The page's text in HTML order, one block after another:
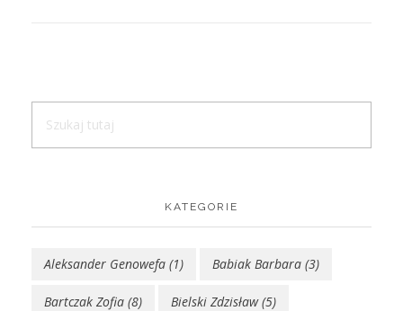
KATEGORIE
Aleksander Genowefa (1) Babiak Barbara (3)
Bartczak Zofia (8) Bielski Zdzisław(5)